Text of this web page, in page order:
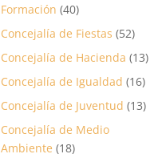
Formación (40)
Concejalía de Fiestas (52)
Concejalía de Hacienda (13)
Concejalía de Igualdad (16)
Concejalía de Juventud (13)
Concejalía de Medio
Ambiente (18)